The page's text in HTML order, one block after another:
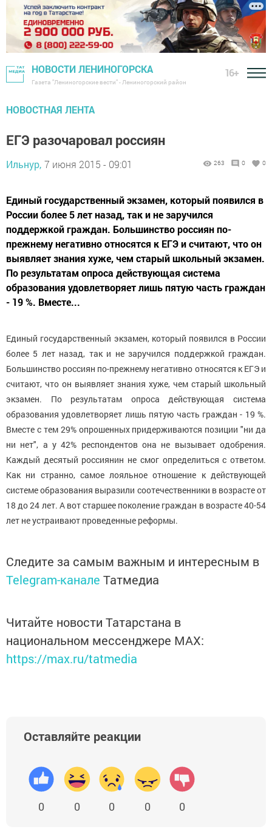
НОВОСТИ ЛЕНИНОГОРСКА
Газета "Лениногорские вести" - Лениногорский район
16+
НОВОСТНАЯ ЛЕНТА
ЕГЭ разочаровал россиян
Ильнур, 7 июня 2015 - 09:01 263 0 0
Единый государственный экзамен, который появился в
России более 5 лет назад, так и не заручился
поддержкой граждан. Большинство россиян по-
прежнему негативно относятся к ЕГЭ и считают, что он
выявляет знания хуже, чем старый школьный экзамен.
По результатам опроса действующая система
образования удовлетворяет лишь пятую часть граждан
- 19 %. Вместе...
Единый государственный экзамен, который появился в России
более 5 лет назад, так и не заручился поддержкой граждан.
Большинство россиян по-прежнему негативно относятся к ЕГЭ и
считают, что он выявляет знания хуже, чем старый школьный
экзамен. По результатам опроса действующая система
образования удовлетворяет лишь пятую часть граждан - 19 %.
Вместе с тем 29% опрошенных придерживаются позиции "ни да
ни нет", а у 42% респондентов она не вызывает одобрения.
Каждый десятый россиянин не смог определиться с ответом.
Как ни странно, самое лояльное отношение к действующей
системе образования выразили соотечественники в возрасте от
18 до 24 лет. А вот старшее поколение граждан в возрасте 40-54
лет не устраивают проведенные реформы.
Следите за самым важным и интересным в
Telegram-канале Татмедиа
Читайте новости Татарстана в
национальном мессенджере MАХ:
https://max.ru/tatmedia
Оставляйте реакции
0 0 0 0 0